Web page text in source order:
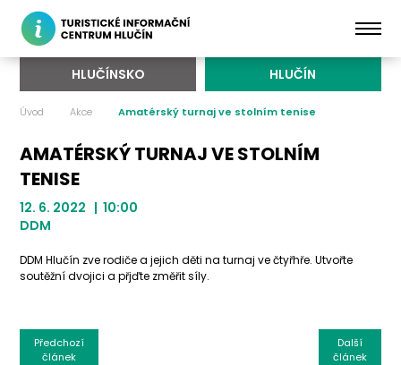
HLUČÍNSKO HLUČÍN
Úvod Akce Amatérský turnaj ve stolním tenise
AMATÉRSKÝ TURNAJ VE STOLNÍM
TENISE
12. 6. 2022 | 10:00
DDM
DDM Hlučín zve rodiče a jejich děti na turnaj ve čtyřhře. Utvořte
soutěžní dvojici a přjďte změřit síly.
Další
článek
Předchozí
článek